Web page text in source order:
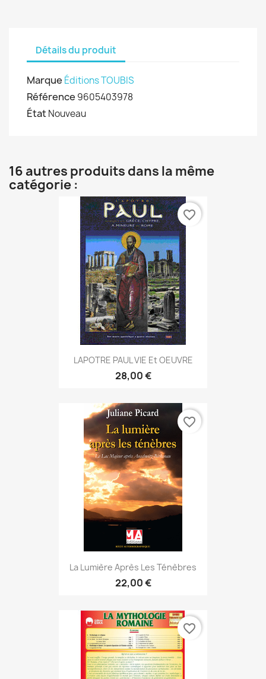
Détails du produit
Marque Éditions TOUBIS
Référence 9605403978
ÉtatNouveau
16 autres produits dans la même
catégorie :
LAPOTRE PAUL VIE Et OEUVRE
28,00 €
favorite_border
La Lumière Après Les Ténèbres
22,00 €
favorite_border
favorite_border